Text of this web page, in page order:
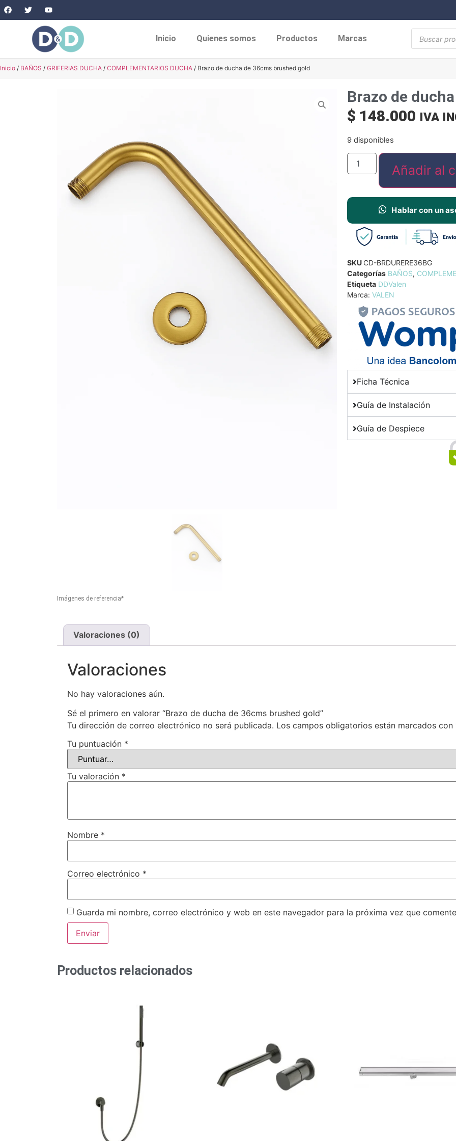
Inicio Quienes somos Productos Marcas
Inicio / BAÑOS / GRIFERIAS DUCHA / COMPLEMENTARIOS DUCHA / Brazo de ducha de 36cms brushed gold
Imágenes de referencia*
Brazo de
$ 148.000 IVA
9 disponibles
Añadir al
Hablar con un
SKU CD-BRDURERE36BG
Categorías BAÑOS,
Etiqueta DDValen
Marca: VALEN
Ficha Técnica
Guía de Instalación
Guía de Despiece
Valoraciones (0)
Valoraciones
No hay valoraciones aún.
Sé el primero en valorar “Brazo de ducha de 36cms brushed gold”
Tu dirección de correo electrónico no será publicada. Los campos obligatorios están marcados con
Tu puntuación *
Tu valoración *
Nombre *
Correo electrónico *
Guarda mi nombre, correo electrónico y web en este navegador para la próxima vez que
Productos relacionados